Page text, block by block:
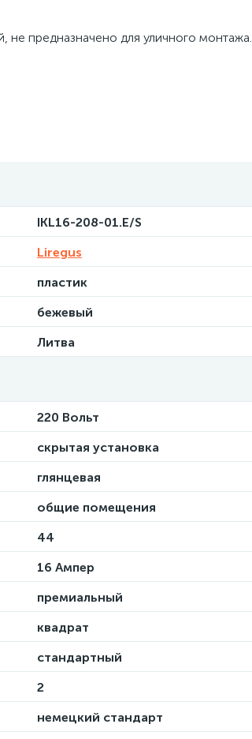
предназначено для уличного монтажа.
IKL16-208-01.E/S
Liregus
пластик
бежевый
Литва
220 Вольт
скрытая установка
глянцевая
общие помещения
44
16 Ампер
премиальный
квадрат
стандартный
2
немецкий стандарт